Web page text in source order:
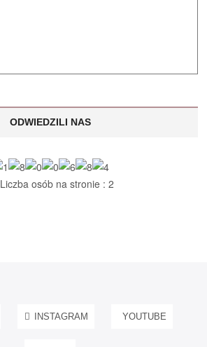
ODWIEDZILI NAS
Liczba osób na stronie : 2
INSTAGRAM YOUTUBE